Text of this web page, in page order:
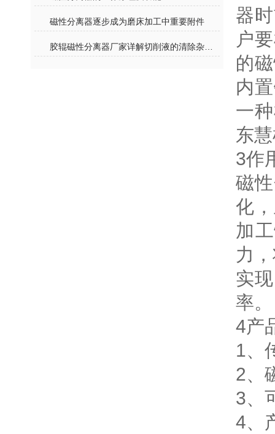
磁性分离器逐步成为磨床加工中重要附件
器
户
的
内
一
东
3作
磁
化
加
力
实
率。
4产
1、
2、
3、
4、